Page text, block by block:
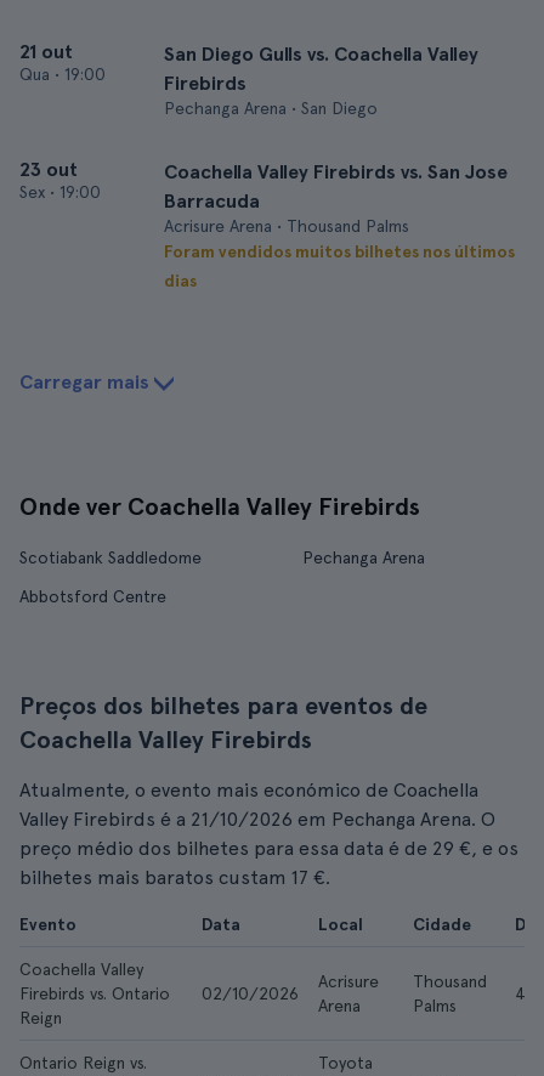
21 out
Qua • 19:00
San Diego Gulls vs. Coachella Valley
Firebirds
Pechanga Arena • San Diego
23 out
Sex • 19:00
Coachella Valley Firebirds vs. San Jose
Barracuda
Acrisure Arena • Thousand Palms
Foram vendidos muitos bilhetes nos últimos
dias
Carregar mais
Onde ver Coachella Valley Firebirds
Scotiabank Saddledome
Pechanga Arena
Abbotsford Centre
Preços dos bilhetes para eventos de
Coachella Valley Firebirds
Atualmente, o evento mais económico de Coachella
Valley Firebirds é a 21/10/2026 em Pechanga Arena. O
preço médio dos bilhetes para essa data é de 29 €, e os
bilhetes mais baratos custam 17 €.
Evento Data Local Cidade De
Coachella Valley
Firebirds vs. Ontario
Reign
02/10/2026
Acrisure
Arena
Thousand
Palms
42
Ontario Reign vs.
Toyota